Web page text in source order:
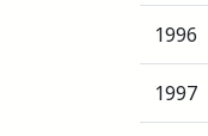
1996
1997